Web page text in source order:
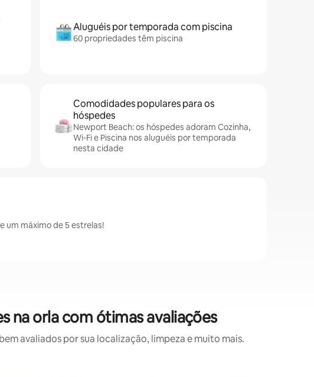
Aluguéis por temporada com piscina
60 propriedades têm piscina
Comodidades populares para os
hóspedes
Newport Beach: os hóspedes adoram Cozinha,
Wi-Fi e Piscina nos aluguéis por temporada
nesta cidade
um máximo de 5 estrelas!
na orla com ótimas avaliações
avaliados por sua localização, limpeza e muito mais.